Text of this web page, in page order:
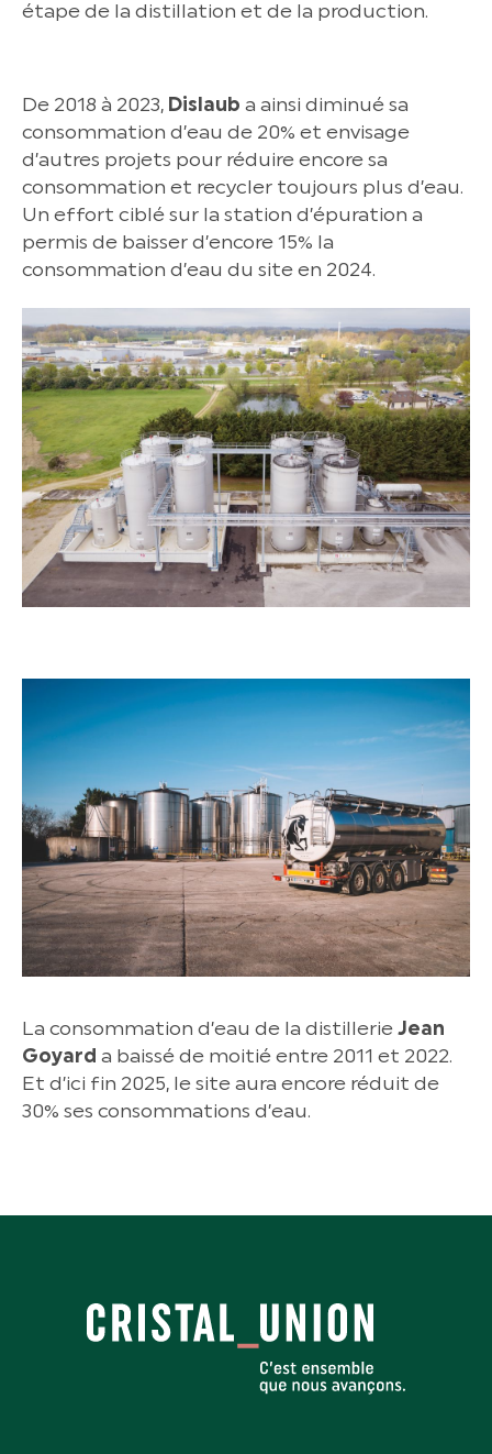
étape de la distillation et de la production.
De 2018 à 2023, Dislaub a ainsi diminué sa
consommation d’eau de 20% et envisage
d’autres projets pour réduire encore sa
consommation et recycler toujours plus d’eau.
Un effort ciblé sur la station d’épuration a
permis de baisser d’encore 15% la
consommation d’eau du site en 2024.
La consommation d’eau de la distillerieJean
Goyard a baissé de moitié entre 2011 et 2022.
Et d’ici fin 2025, le site aura encore réduit de
30% ses consommations d’eau.